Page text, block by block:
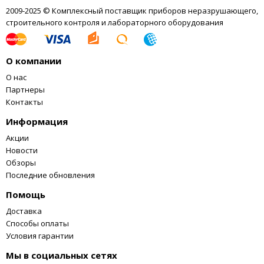
2009-2025 © Комплексный поставщик приборов неразрушающего,
строительного контроля и лабораторного оборудования
О компании
О нас
Партнеры
Контакты
Информация
Акции
Новости
Обзоры
Последние обновления
Помощь
Доставка
Способы оплаты
Условия гарантии
Мы в социальных сетях